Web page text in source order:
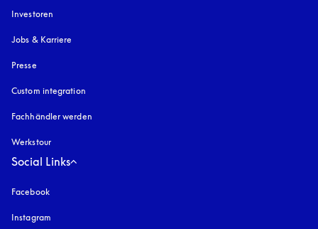
Investoren
Jobs & Karriere
Presse
Custom integration
Fachhändler werden
Werkstour
Social Links
Facebook
Instagram